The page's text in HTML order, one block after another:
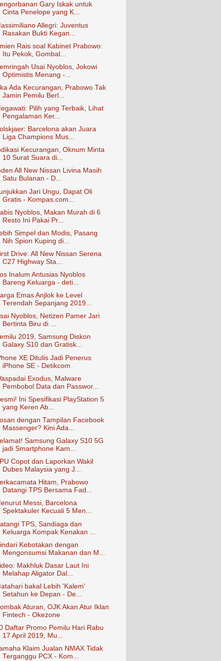
Gary Iskak untuk
Cinta Penelope yang K...
Allegri: Juventus
Rasakan Bukti Kegan...
Rais soal Kabinet Prabowo:
Itu Pekok, Gombal...
Usai Nyoblos, Jokowi
Optimistis Menang -...
Ada Kecurangan, Prabowo Tak
Jamin Pemilu Berl...
Pilih yang Terbaik, Lihat
Pengalaman Ker...
Barcelona akan Juara
Liga Champions Mus...
Kecurangan, Oknum Minta
10 Surat Suara di...
All New Nissan Livina Masih
Satu Bulanan - D...
Jari Ungu, Dapat Oli
Gratis - Kompas.com...
Nyoblos, Makan Murah di 6
Resto Ini Pakai Pr...
Simpel dan Modis, Pasang
Nih Spion Kuping di...
Drive: All New Nissan Serena
C27 Highway Sta...
Inalum Antusias Nyoblos
Bareng Keluarga - deti...
Emas Anjlok ke Level
Terendah Sepanjang 2019...
Nyoblos, Netizen Pamer Jari
Bertinta Biru di ...
2019, Samsung Diskon
Galaxy S10 dan Gratisk...
XE Ditulis Jadi Penerus
iPhone SE - Detikcom
Exodus, Malware
Pembobol Data dan Passwor...
Ini Spesifikasi PlayStation 5
yang Keren Ab...
dengan Tampilan Facebook
Massenger? Kini Ada...
Samsung Galaxy S10 5G
jadi Smartphone Kam...
Copot dan Laporkan Wakil
Dubes Malaysia yang J...
Hitam, Prabowo
Datangi TPS Bersama Fad...
Messi, Barcelona
Spektakuler Kecuali 5 Men...
TPS, Sandiaga dan
Keluarga Kompak Kenakan ...
Kebotakan dengan
Mengonsumsi Makanan dan M...
Makhluk Dasar Laut Ini
Melahap Aligator Dal...
bakal Lebih 'Kalem'
Setahun ke Depan - De...
Aturan, OJK Akan Atur Iklan
Fintech - Okezone
Daftar Promo Pemilu Hari Rabu
17 April 2019, Mu...
Klaim Jualan NMAX Tidak
Terganggu PCX - Kom...